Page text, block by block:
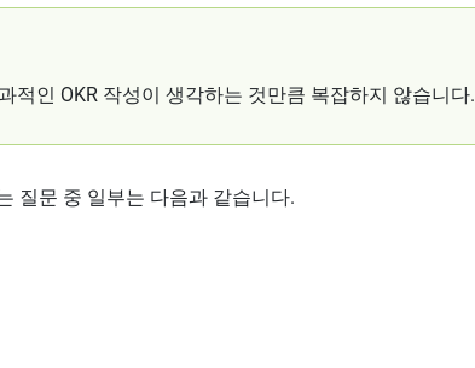
적인 OKR 작성이 생각하는 것만큼 복잡하지 않습니다.
질문 중 일부는 다음과 같습니다.